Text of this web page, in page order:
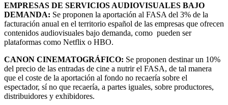
EMPRESAS DE SERVICIOS AUDIOVISUALES BAJO
DEMANDA: Se proponen la aportación al FASA del 3% de la
facturación anual en el territorio español de las empresas que ofrecen
contenidos audiovisuales bajo demanda, como pueden ser
plataformas como Netflix o HBO.
CANON CINEMATOGRÁFICO: Se proponen destinar un 10%
del precio de las entradas de cine a nutrir el FASA, de tal manera
que el coste de la aportación al fondo no recaería sobre el
espectador, sí no que recaería, a partes iguales, sobre productores,
distribuidores y exhibidores.